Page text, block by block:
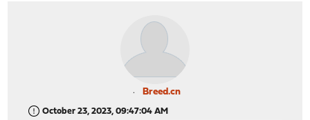
Breed.cn
October 23, 2023, 09:47:04 AM